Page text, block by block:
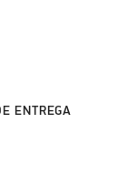
ENTREGA